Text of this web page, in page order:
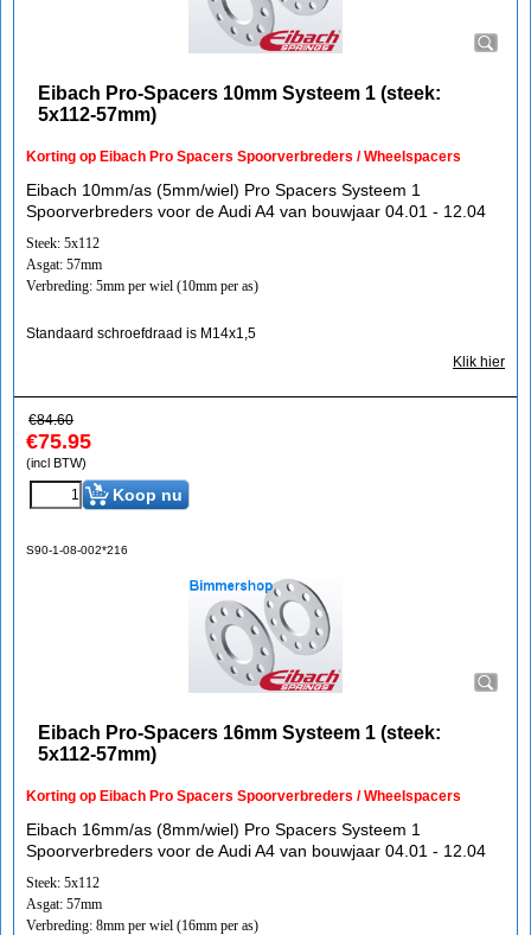
Eibach Pro-Spacers 10mm Systeem 1 (steek:
5x112-57mm)
Korting op Eibach Pro Spacers Spoorverbreders / Wheelspacers
Eibach 10mm/as (5mm/wiel) Pro Spacers Systeem 1
Spoorverbreders voor de Audi A4 van bouwjaar 04.01 - 12.04
Steek: 5x112
Asgat: 57mm
Verbreding: 5mm per wiel (10mm per as)
Standaard schroefdraad is M14x1,5
Klik hier
€84.60
€75.95
(incl BTW)
Koop nu
S90-1-08-002*216
Eibach Pro-Spacers 16mm Systeem 1 (steek:
5x112-57mm)
Korting op Eibach Pro Spacers Spoorverbreders / Wheelspacers
Eibach 16mm/as (8mm/wiel) Pro Spacers Systeem 1
Spoorverbreders voor de Audi A4 van bouwjaar 04.01 - 12.04
Steek: 5x112
Asgat: 57mm
Verbreding: 8mm per wiel (16mm per as)